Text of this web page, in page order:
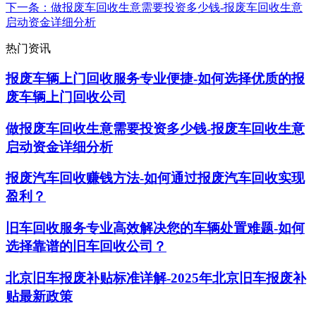
下一条 ：做报废车回收生意需要投资多少钱-报废车回收生意
启动资金详细分析
热门资讯
报废车辆上门回收服务专业便捷-如何选择优质的报
废车辆上门回收公司
做报废车回收生意需要投资多少钱-报废车回收生意
启动资金详细分析
报废汽车回收赚钱方法-如何通过报废汽车回收实现
盈利？
旧车回收服务专业高效解决您的车辆处置难题-如何
选择靠谱的旧车回收公司？
北京旧车报废补贴标准详解-2025年北京旧车报废补
贴最新政策